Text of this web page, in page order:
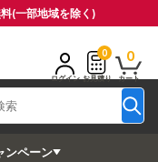
(一部地域を除く)
ログイン
0
お見積り
0
カート
ンペーン